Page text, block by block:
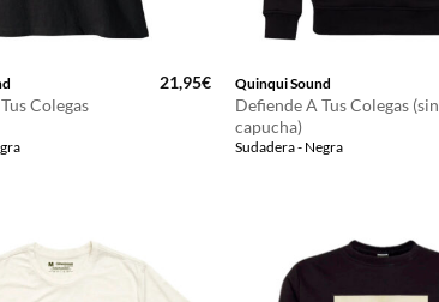
Colegas
21,95€ Quinqui Sound
Defiende A Tus Colegas (sin
capucha)
Sudadera - Negra